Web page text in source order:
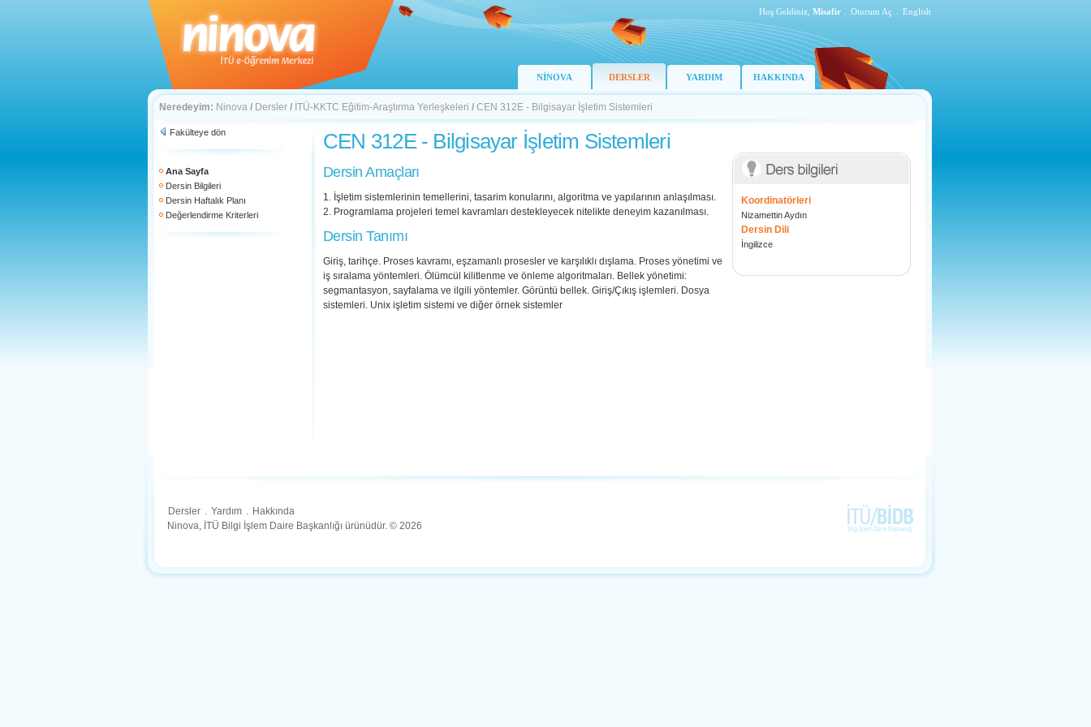
Hoş Geldiniz, Misafir Oturum Aç English
NİNOVA DERSLER YARDIM HAKKINDA
Neredeyim: Ninova / Dersler / İTÜ-KKTC Eğitim-Araştırma Yerleşkeleri / CEN 312E - Bilgisayar İşletim Sistemleri
Fakülteye dön
Ana Sayfa
Dersin Bilgileri
Dersin Haftalık Planı
Değerlendirme Kriterleri
CEN 312E - Bilgisayar İşletim Sistemleri
Dersin Amaçları
1. İşletim sistemlerinin temellerini, tasarim konularını, algoritma ve yapılarının anlaşılması.
2. Programlama projeleri temel kavramları destekleyecek nitelikte deneyim kazanılması.
Dersin Tanımı
Giriş, tarihçe. Proses kavramı, eşzamanlı prosesler ve karşılıklı dışlama. Proses yönetimi ve
iş sıralama yöntemleri. Ölümcül kilitlenme ve önleme algoritmaları. Bellek yönetimi:
segmantasyon, sayfalama ve ilgili yöntemler. Görüntü bellek. Giriş/Çıkış işlemleri. Dosya
sistemleri. Unix işletim sistemi ve diğer örnek sistemler
Koordinatörleri
Nizamettin Aydın
Dersin Dili
İngilizce
Dersler . Yardım . Hakkında
Ninova, İTÜ Bilgi İşlem Daire Başkanlığı ürünüdür. © 2026